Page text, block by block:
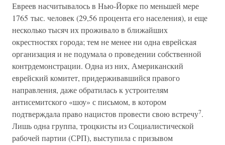
Евреев насчитывалось в Нью-Йорке по меньшей мере
1765 тыс. человек (29,56 процента его населения), и еще
несколько тысяч их проживало в ближайших
окрестностях города; тем не менее ни одна еврейская
организация и не подумала о проведении собственной
контрдемонстрации. Одна из них, Американский
еврейский комитет, придерживавшийся правого
направления, даже обратилась к устроителям
антисемитского «шоу» с письмом, в котором
подтверждала право нацистов провести свою встречу7.
Лишь одна группа, троцкисты из Социалистической
рабочей партии (СРП), выступила с призывом